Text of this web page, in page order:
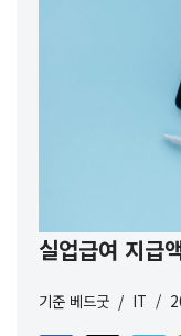
실업급여 지급
기준 베드굿 IT